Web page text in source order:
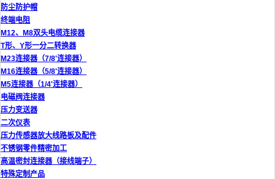
防尘防护帽
终端电阻
M12、M8双头电缆连接器
T形、Y形一分二转换器
M23连接器（7/8'连接器）
M16连接器（5/8'连接器）
M5连接器（1/4'连接器）
电磁阀连接器
压力变送器
二次仪表
压力传感器放大线路板及配件
不锈钢零件精密加工
高温密封连接器（接线端子）
特殊定制产品